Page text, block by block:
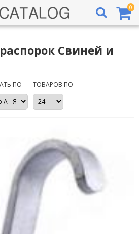
0
Свиней и
ПО ТОВАРОВ ПО